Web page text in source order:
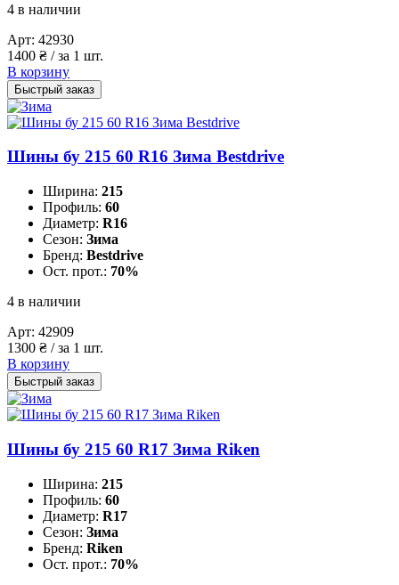
4 в наличии
Арт: 42930
1400 ₴ / за 1 шт.
В корзину
Быстрый заказ
Шины бу 215 60 R16 Зима Bestdrive
Ширина: 215
Профиль: 60
Диаметр: R16
Сезон: Зима
Бренд: Bestdrive
Ост. прот.: 70%
4 в наличии
Арт: 42909
1300 ₴ / за 1 шт.
В корзину
Быстрый заказ
Шины бу 215 60 R17 Зима Riken
Ширина: 215
Профиль: 60
Диаметр: R17
Сезон: Зима
Бренд: Riken
Ост. прот.: 70%